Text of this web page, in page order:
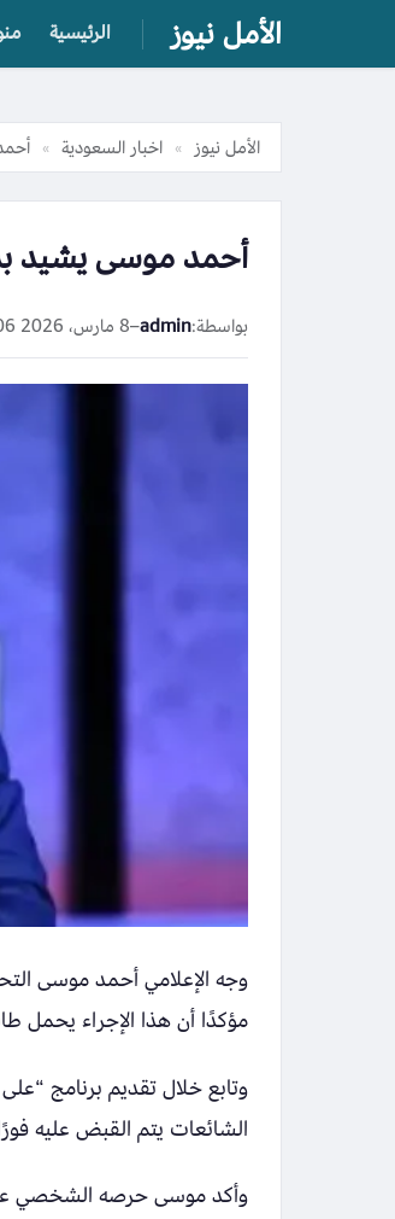
الأمل نيوز الرئيسية
الأمل نيوز » اخبار السعودية »
أحمد موسى يشيد
بواسطة:admin
–8 مارس، 2026 1:06 صباحًا
وجه الإعلامي أحمد موسى
مؤكدًا أن هذا الإجراء يحمل
وتابع خلال تقديم برنامج
الشائعات يتم القبض عليه
وأكد موسى حرصه الشخصي